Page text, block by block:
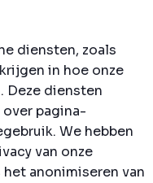
diensten, zoals
in hoe onze
Deze diensten
pagina-
We hebben
van onze
anonimiseren van